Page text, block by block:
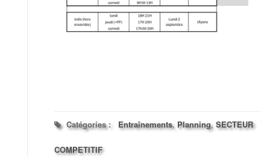
Catégories : Entraînements, Planning, SECTEUR
COMPETITIF